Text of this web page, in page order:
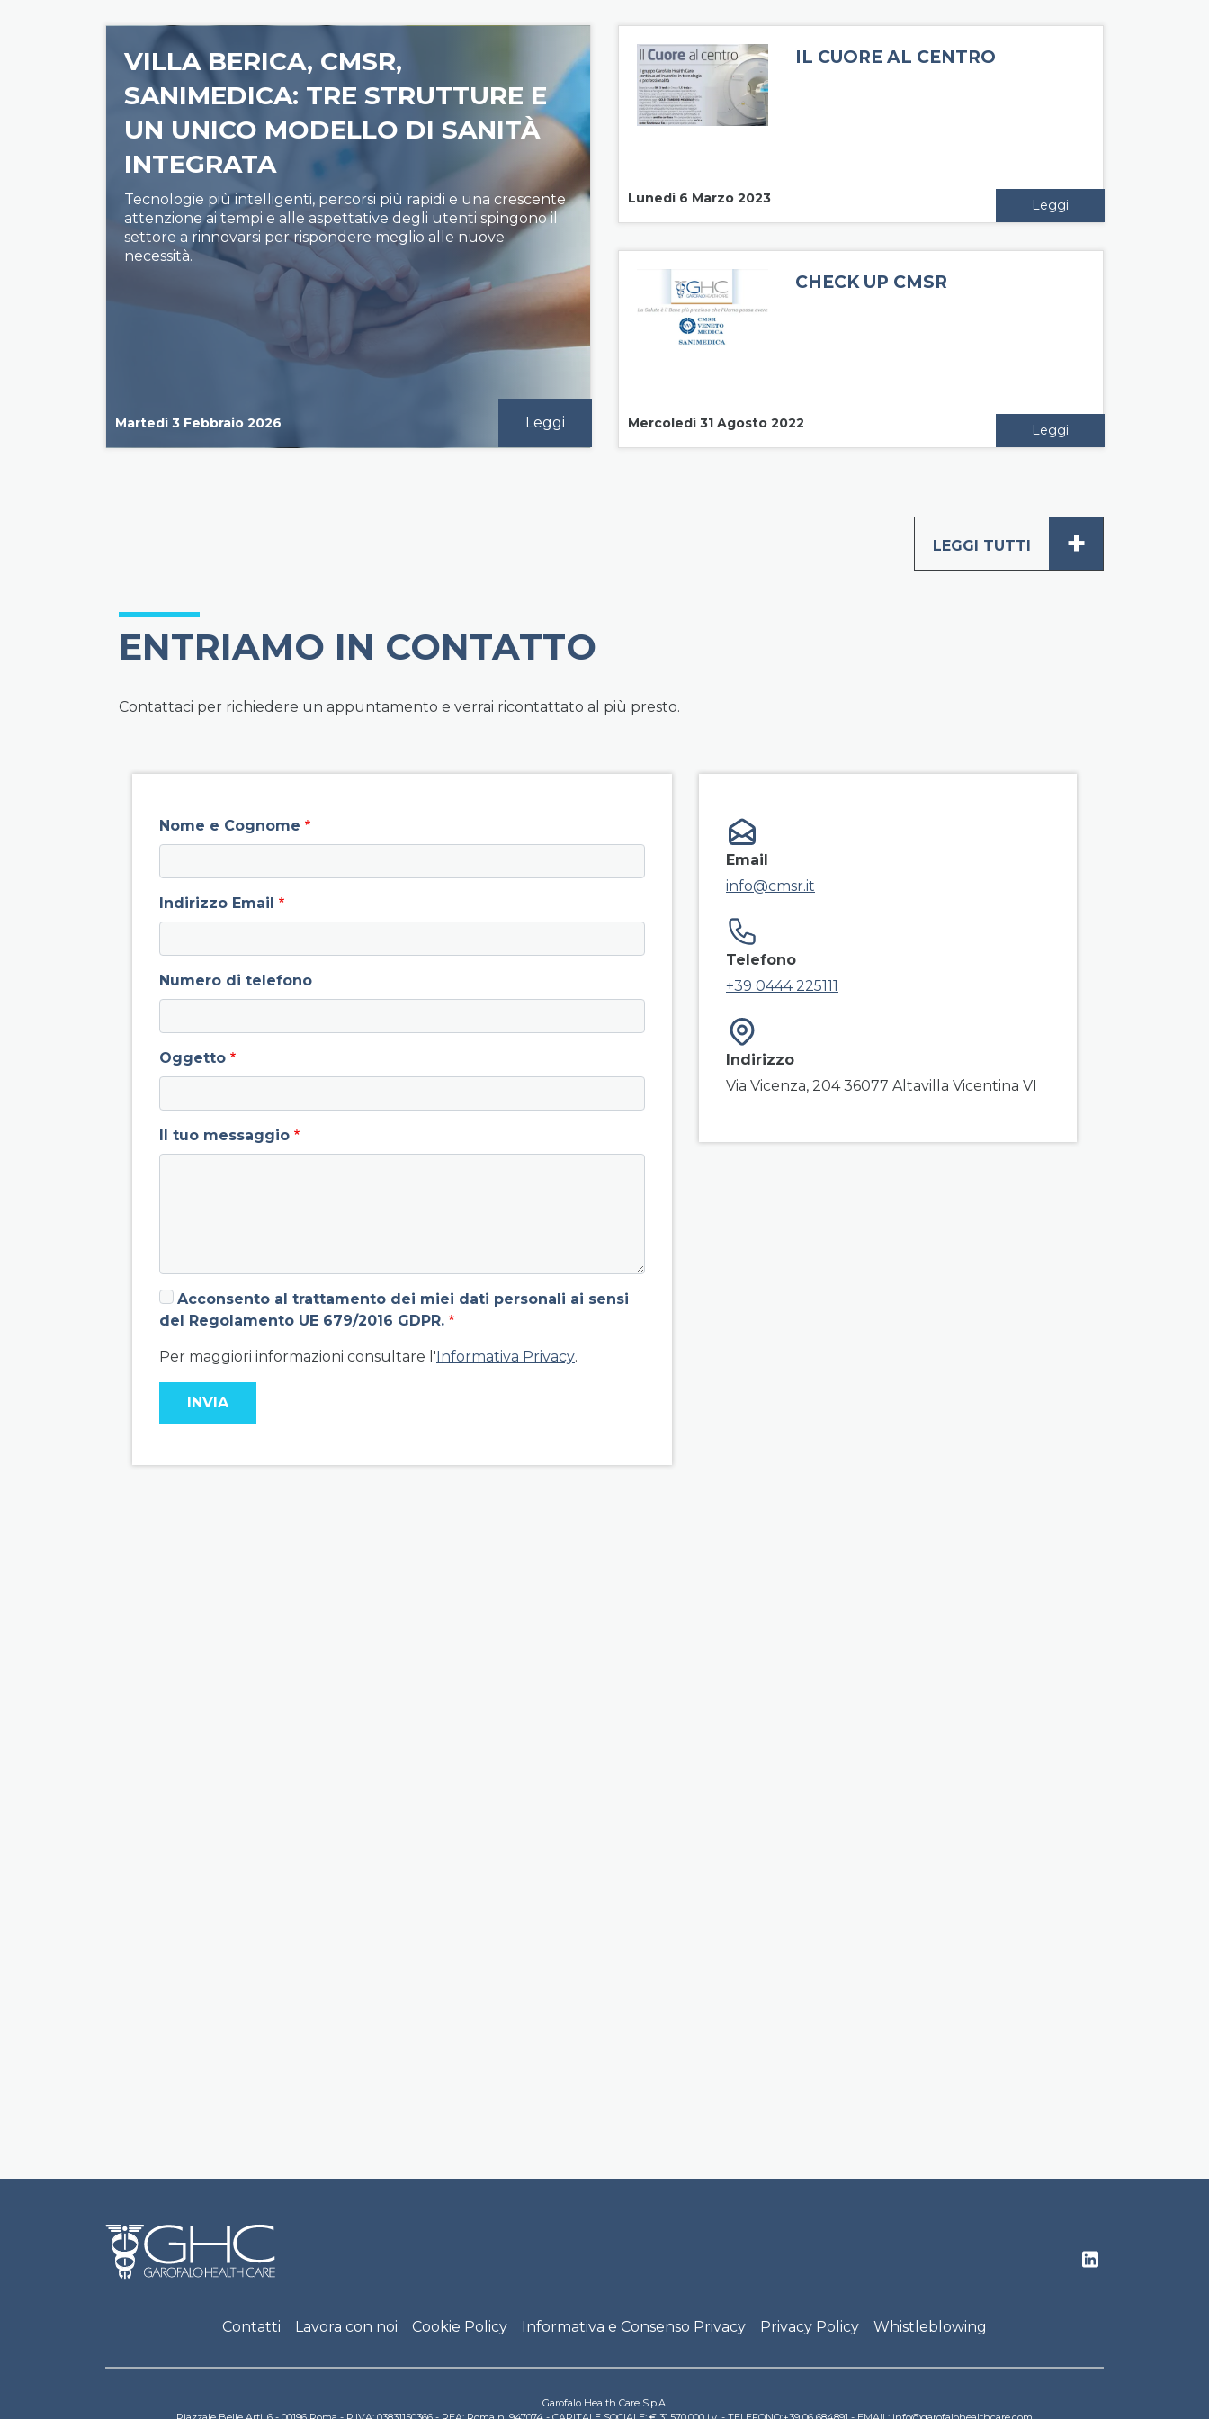
VILLA BERICA, CMSR,
SANIMEDICA: TRE STRUTTURE E
UN UNICO MODELLO DI SANITÀ
INTEGRATA
Tecnologie più intelligenti, percorsi più rapidi e una crescente
attenzione ai tempi e alle aspettative degli utenti spingono il
settore a rinnovarsi per rispondere meglio alle nuove
necessità.
Martedì 3 Febbraio 2026 Leggi
IL CUORE AL CENTRO
Lunedì 6 Marzo 2023 Leggi
CHECK UP CMSR
Mercoledì 31 Agosto 2022 Leggi
LEGGI TUTTI +
ENTRIAMO IN CONTATTO
Contattaci per richiedere un appuntamento e verrai ricontattato al più presto.
field group left
Nome e Cognome
Indirizzo Email
Numero di telefono
Oggetto
Il tuo messaggio
Acconsento al trattamento dei miei dati personali ai sensi
del Regolamento UE 679/2016 GDPR.
Per maggiori informazioni consultare l'Informativa Privacy.
field group right
Email
info@cmsr.it
Telefono
+39 0444 225111
Indirizzo
Via Vicenza, 204 36077 Altavilla Vicentina VI
Contatti Lavora con noi Cookie Policy Informativa e Consenso Privacy Privacy Policy Whistleblowing
Garofalo Health Care S.p.A.